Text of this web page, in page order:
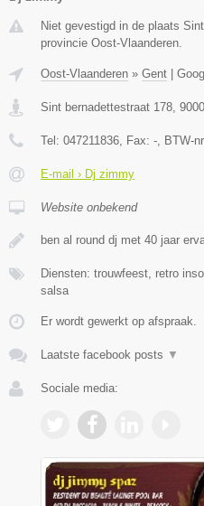
Niet gevestigd in de plaats
provincie Oost-Vlaanderen.
Oost-Vlaanderen » Gent
Sint bernadettestraat 178, 9000
Tel: 047211836, Fax: -, BTW-
E-mail › Dj zimmy
Website onbekend
ben al round dj met 40 jaar
Diensten: trouwfeest, retro
salsa
Er wordt gewerkt op afspraak.
Laatste facebook posts ▼
Sociale media: